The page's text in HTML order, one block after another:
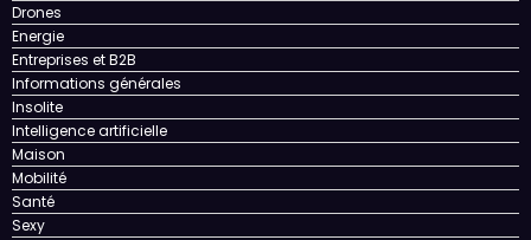
Drones
Energie
Entreprises et B2B
Informations générales
Insolite
Intelligence artificielle
Maison
Mobilité
Santé
Sexy